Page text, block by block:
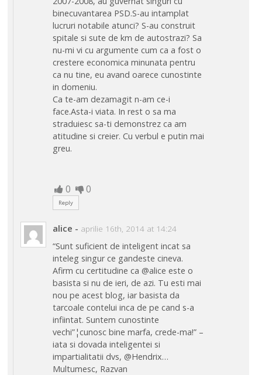
binecuvantarea PSD.S-au intamplat
lucruri notabile atunci? S-au construit
spitale si sute de km de autostrazi? Sa
nu-mi vi cu argumente cum ca a fost o
crestere economica minunata pentru
ca nu tine, eu avand oarece cunostinte
in domeniu.
Ca te-am dezamagit n-am ce-i
face.Asta-i viata. In rest o sa ma
straduiesc sa-ti demonstrez ca am
atitudine si creier. Cu verbul e putin mai
greu.
0 0
Reply
alice - aprilie 16th, 2014 at 14:24
“Sunt suficient de inteligent incat sa
inteleg singur ce gandeste cineva.
Afirm cu certitudine ca @alice este o
basista si nu de ieri, de azi. Tu esti mai
nou pe acest blog, iar basista da
tarcoale contelui inca de pe cand s-a
infiintat. Suntem cunostinte
vechi”¦cunosc bine marfa, crede-ma!” –
iata si dovada inteligentei si
impartialitatii dvs, @Hendrix…
Multumesc, Razvan